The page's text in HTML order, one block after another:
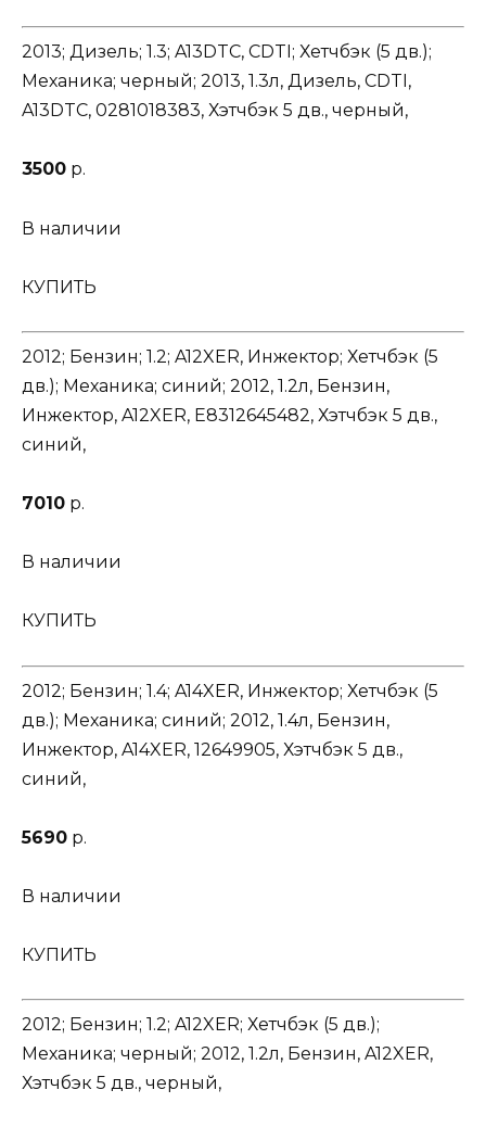
2013; Дизель; 1.3; A13DTC, CDTI; Хетчбэк (5 дв.);
Механика; черный; 2013, 1.3л, Дизель, CDTI,
A13DTC, 0281018383, Хэтчбэк 5 дв., черный,
3500 р.
В наличии
КУПИТЬ
2012; Бензин; 1.2; A12XER, Инжектор; Хетчбэк (5
дв.); Механика; синий; 2012, 1.2л, Бензин,
Инжектор, A12XER, E8312645482, Хэтчбэк 5 дв.,
синий,
7010 р.
В наличии
КУПИТЬ
2012; Бензин; 1.4; A14XER, Инжектор; Хетчбэк (5
дв.); Механика; синий; 2012, 1.4л, Бензин,
Инжектор, A14XER, 12649905, Хэтчбэк 5 дв.,
синий,
5690 р.
В наличии
КУПИТЬ
2012; Бензин; 1.2; A12XER; Хетчбэк (5 дв.);
Механика; черный; 2012, 1.2л, Бензин, A12XER,
Хэтчбэк 5 дв., черный,